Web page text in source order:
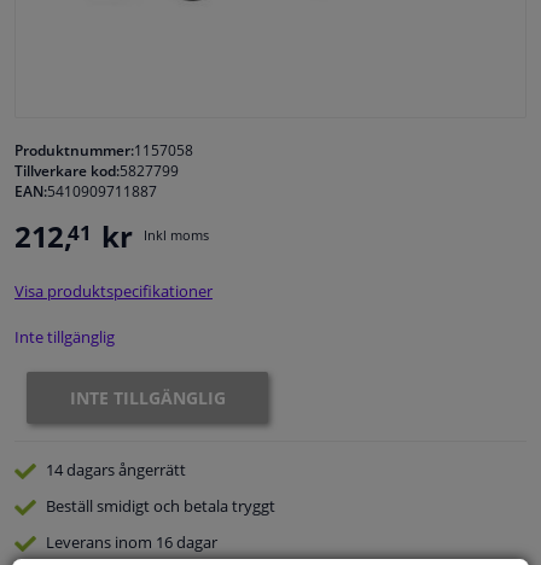
Bilvård & Tillbehör
Verkstad & Verktyg
Husbil, motorcykel, cykel & båt
Sensorer & Elsystem
Produktnummer:1157058
Tillverkare kod:5827799
EAN:5410909711887
212,41 kr Inkl moms
Visa produktspecifikationer
Inte tillgänglig
INTE TILLGÄNGLIG
14 dagarsångerrätt
Beställ smidigt och betala tryggt
Leverans inom 16 dagar